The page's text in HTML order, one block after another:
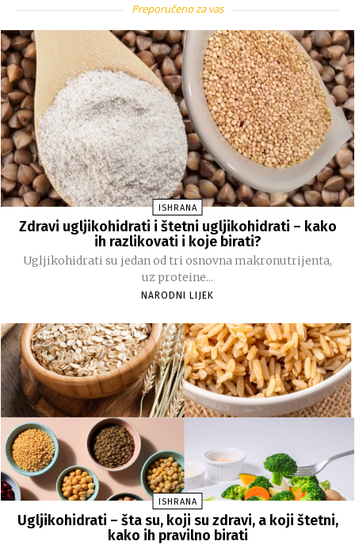
Preporučeno za vas
ISHRANA
Zdravi ugljikohidrati i štetni ugljikohidrati – kako
ih razlikovati i koje birati?
Ugljikohidrati su jedan od tri osnovna makronutrijenta,
uz proteine...
NARODNI LIJEK
ISHRANA
Ugljikohidrati – šta su, koji su zdravi, a koji štetni,
kako ih pravilno birati